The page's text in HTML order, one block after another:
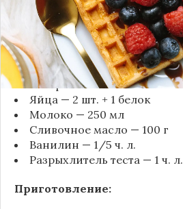
Ингредиенты:
Мука — 200 г
Соль — 1/2 ч. л.
Сахар — 3 ст. л.
Яйца — 2 шт. + 1 белок
Молоко — 250 мл
Сливочное масло — 100 г
Ванилин — 1/5 ч. л.
Разрыхлитель теста — 1 ч. л.
Приготовление: